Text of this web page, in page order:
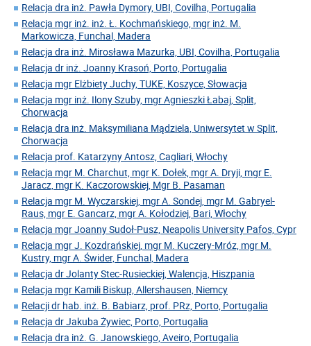
Relacja dra inż. Pawła Dymory, UBI, Covilha, Portugalia
Relacja mgr inż. inż. Ł. Kochmańskiego, mgr inż. M.
Markowicza, Funchal, Madera
Relacja dra inż. Mirosława Mazurka, UBI, Covilha, Portugalia
Relacja dr inż. Joanny Krasoń, Porto, Portugalia
Relacja mgr Elżbiety Juchy, TUKE, Koszyce, Słowacja
Relacja mgr inż. Ilony Szuby, mgr Agnieszki Łabaj, Split,
Chorwacja
Relacja dra inż. Maksymiliana Mądziela, Uniwersytet w Split,
Chorwacja
Relacja prof. Katarzyny Antosz, Cagliari, Włochy
Relacja mgr M. Charchut, mgr K. Dołek, mgr A. Dryji, mgr E.
Jaracz, mgr K. Kaczorowskiej, Mgr B. Pasaman
Relacja mgr M. Wyczarskiej, mgr A. Sondej, mgr M. Gabryel-
Raus, mgr E. Gancarz, mgr A. Kołodziej, Bari, Włochy
Relacja mgr Joanny Sudoł-Pusz, Neapolis University Pafos, Cypr
Relacja mgr J. Kozdrańskiej, mgr M. Kuczery-Mróz, mgr M.
Kustry, mgr A. Świder, Funchal, Madera
Relacja dr Jolanty Stec-Rusieckiej, Walencja, Hiszpania
Relacja mgr Kamili Biskup, Allershausen, Niemcy
Relacji dr hab. inż. B. Babiarz, prof. PRz, Porto, Portugalia
Relacja dr Jakuba Żywiec, Porto, Portugalia
Relacja dra inż. G. Janowskiego, Aveiro, Portugalia